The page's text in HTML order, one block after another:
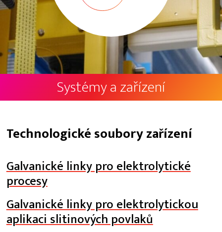
Systémy a zařízení
Technologické soubory zařízení
Galvanické linky pro elektrolytické
procesy
Galvanické linky pro elektrolytickou
aplikaci slitinových povlaků